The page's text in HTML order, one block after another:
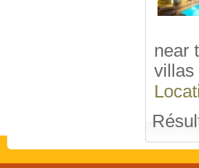
near
villas